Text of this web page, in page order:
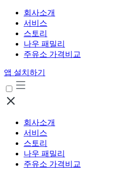
회사소개
서비스
스토리
나우 패밀리
주유소 가격비교
앱 설치하기
회사소개
서비스
스토리
나우 패밀리
주유소 가격비교